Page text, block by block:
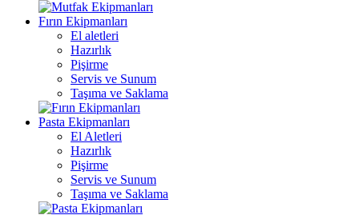
Fırın Ekipmanları
El aletleri
Hazırlık
Pişirme
Servis ve Sunum
Taşıma ve Saklama
Pasta Ekipmanları
El Aletleri
Hazırlık
Pişirme
Servis ve Sunum
Taşıma ve Saklama